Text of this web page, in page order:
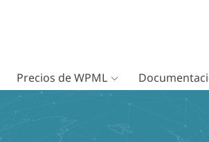
Precios de WPML